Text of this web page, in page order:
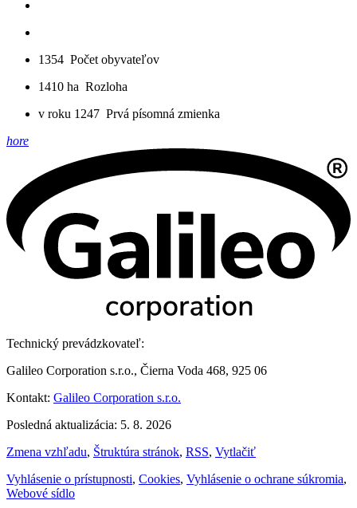
1354 Počet obyvateľov
1410 ha Rozloha
v roku 1247 Prvá písomná zmienka
hore
Technický prevádzkovateľ:
Galileo Corporation s.r.o., Čierna Voda 468, 925 06
Kontakt: Galileo Corporation s.r.o.
Posledná aktualizácia: 5. 8. 2026
Zmena vzhľadu, Štruktúra stránok, RSS, Vytlačiť
Vyhlásenie o prístupnosti, Cookies, Vyhlásenie o ochrane súkromia,
Webové sídlo